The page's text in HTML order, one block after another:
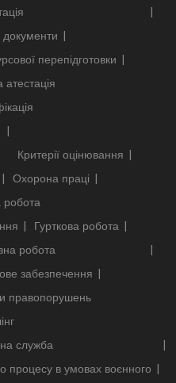
перепідготовки
Критерії оцінювання
Охорона праці
робота
Гурткова робота
робота
забезпечення
правопорушень
служба
процесу в умовах воєнного